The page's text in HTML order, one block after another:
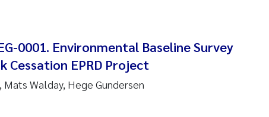
Økelsrud
Andre Beylich
0001. Environmental Baseline Survey
Cessation EPRD Project
Mats Walday, Hege Gundersen